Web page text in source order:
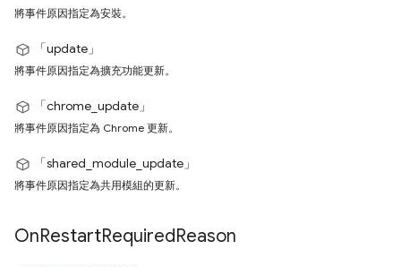
將事件原因指定為安裝。
「update」
將事件原因指定為擴充功能更新。
「chrome_update」
將事件原因指定為 Chrome 更新。
「shared_module_update」
將事件原因指定為共用模組的更新。
OnRestartRequiredReason